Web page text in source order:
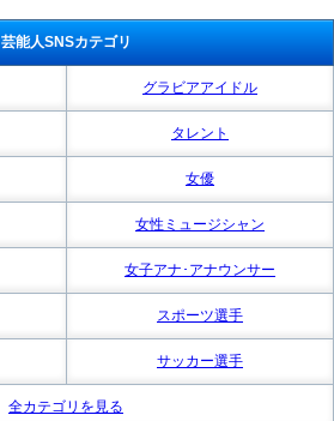
芸能人SNSカテゴリ
グラビアアイドル
タレント
女優
女性ミュージシャン
女子アナ･アナウンサー
スポーツ選手
サッカー選手
全カテゴリを見る